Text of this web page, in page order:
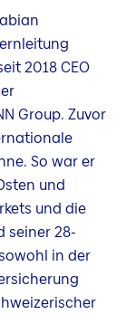
2018 CEO
Group. Zuvor
So war er
und
und die
seiner 28-
in der